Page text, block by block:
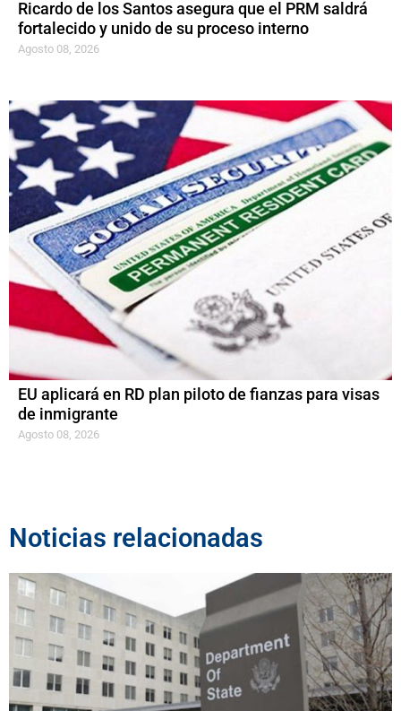
Ricardo de los Santos asegura que el PRM saldrá
fortalecido y unido de su proceso interno
Agosto 08, 2026
EU aplicará en RD plan piloto de fianzas para visas
de inmigrante
Agosto 08, 2026
Noticias relacionadas